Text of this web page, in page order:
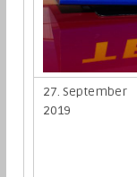
27. September
2019